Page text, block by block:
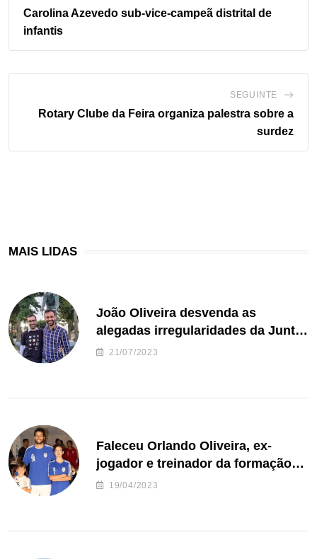
Carolina Azevedo sub-vice-campeã distrital de
infantis
SEGUINTE
Rotary Clube da Feira organiza palestra sobre a
surdez
MAIS LIDAS
João Oliveira desvenda as
alegadas irregularidades da Junta
de Freguesia S. João de Ver
21/07/2023
Faleceu Orlando Oliveira, ex-
jogador e treinador da formação
de andebol do Feirense
19/04/2023